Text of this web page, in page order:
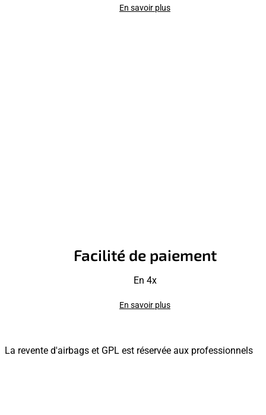
En savoir plus
Facilité de paiement
En 4x
En savoir plus
La revente d'airbags et GPL est réservée aux professionnels